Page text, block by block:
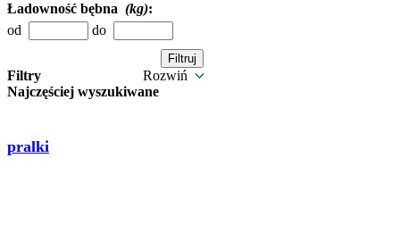
Ładowność bębna (kg):
od
do
Filtry
Rozwiń
Najczęściej wyszukiwane
pralki